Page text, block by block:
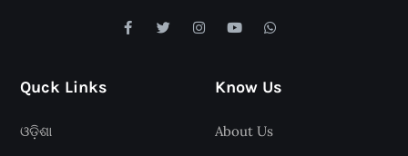
Quck Links
ଓଡ଼ିଶା
Know Us
About Us